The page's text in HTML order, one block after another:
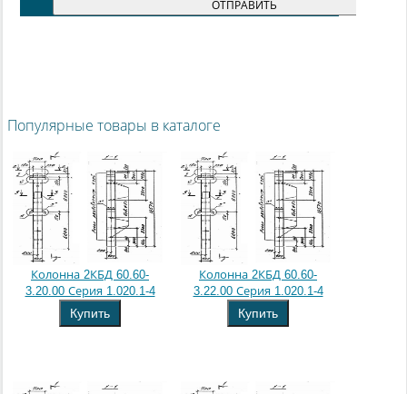
Популярные товары в каталоге
Колонна 2КБД 60.60-
3.20.00 Серия 1.020.1-4
Купить
Колонна 2КБД 60.60-
3.22.00 Серия 1.020.1-4
Купить